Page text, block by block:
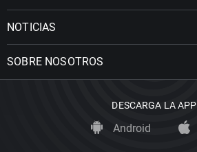
NOTICIAS
SOBRE NOSOTROS
DESCARGA LA APP
Android